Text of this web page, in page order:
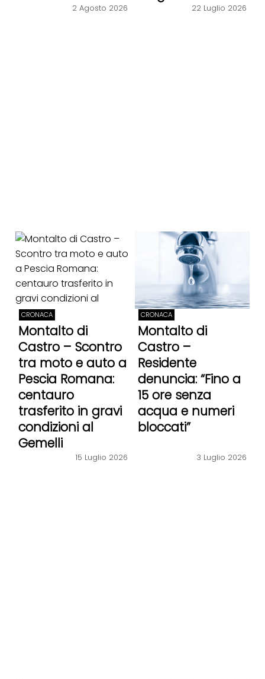
2 Agosto 2026 22 Luglio 2026
CRONACA
Montalto di
Castro – Scontro
tra moto e auto a
Pescia Romana:
centauro
trasferito in gravi
condizioni al
Gemelli
15 Luglio 2026
CRONACA
Montalto di
Castro –
Residente
denuncia: “Fino a
15 ore senza
acqua e numeri
bloccati”
3 Luglio 2026